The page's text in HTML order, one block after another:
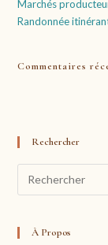
Marchés
Randonnée
Commentaires
Rechercher
À Propos